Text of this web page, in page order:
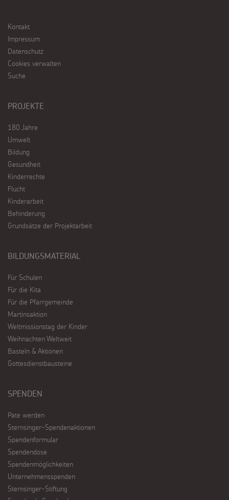
Kontakt
Impressum
Datenschutz
Cookies verwalten
Suche
PROJEKTE
180 Jahre
Umwelt
Bildung
Gesundheit
Kinderrechte
Flucht
Kinderarbeit
Behinderung
Grundsätze der Projektarbeit
BILDUNGSMATERIAL
Für Schulen
Für die Kita
Für die Pfarrgemeinde
Martinsaktion
Weltmissionstag der Kinder
Weihnachten Weltweit
Basteln & Aktionen
Gottesdienstbausteine
SPENDEN
Pate werden
Sternsinger-Spendenaktionen
Spendenformular
Spendendose
Spendenmöglichkeiten
Unternehmensspenden
Sternsinger-Stiftung